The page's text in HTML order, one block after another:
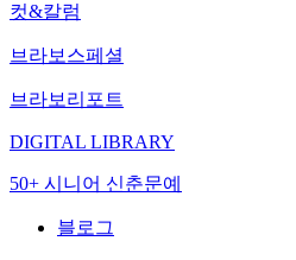
컷&칼럼
브라보스페셜
브라보리포트
DIGITAL LIBRARY
50+ 시니어 신춘문예
블로그